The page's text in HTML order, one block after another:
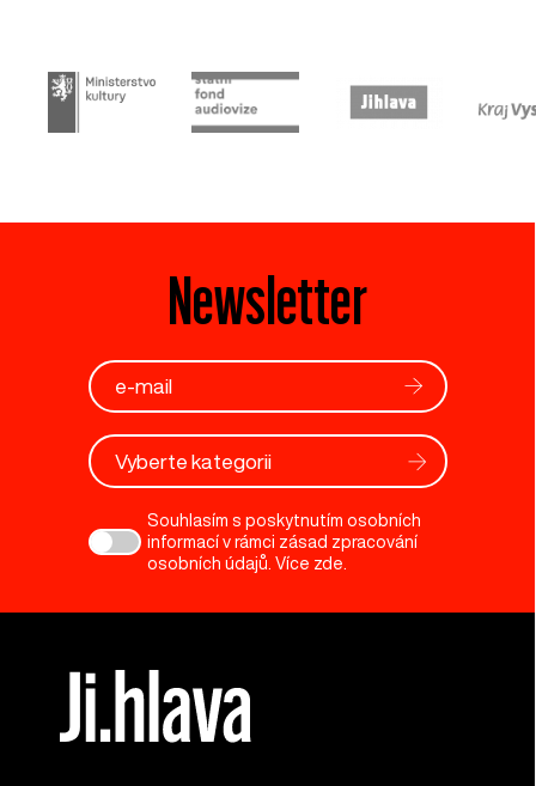
Newsletter
Vyberte kategorii
Souhlasím s poskytnutím osobních
informací v rámci zásad zpracování
osobních údajů. Více zde.